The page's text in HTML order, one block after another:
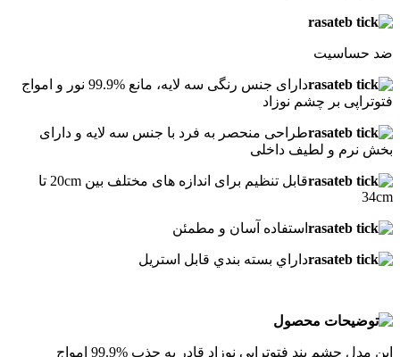
ضد حساسيت
دارای جنس رنگی سه لایه، مانع %99.9 نور و امواج
فتوتراپی بر چشم نوزاد
طراحی منحصر به فرد با جنس سه لایه و دارای
بخش نرم و لطیف داخلی
قابل تنظیم برای اندازه های مختلف بین 20cm تا
34cm
استفاده آسان و مطمئن
داراي بسته بندي قابل استريل
این مدل چشم بند فتوتراپی نوزاد قادر به جذب %99.9 امواج